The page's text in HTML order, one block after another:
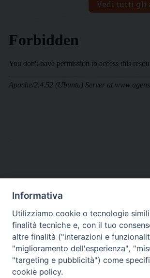
Vedi tutti gli
DIOCESI SUBURBICARIA DI
Contatti:Tel.: 06.93268401 - Fax.:
E-mail:
Orari: dal Lunedì al Venerdì Ore:
Informativa
Utilizziamo cookie o tecnologie
finalità tecniche e, con il tuo
altre finalità ("interazioni e
"miglioramento dell'esperienza",
"targeting e pubblicità") come
cookie policy.